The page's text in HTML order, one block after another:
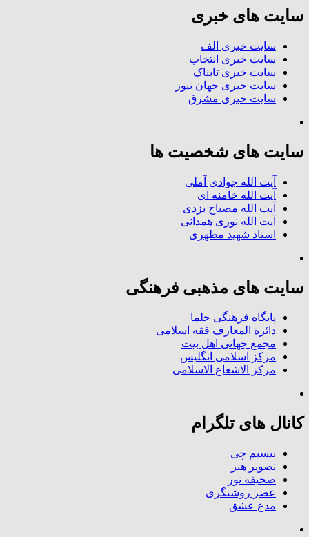
سایت های خبری
سایت خبری الف
سایت خبری انتخاب
سایت خبری تابناک
سایت خبری جهان نیوز
سایت خبری مشرق
سایت های شخصیت ها
آیت الله جوادی آملی
آیت الله خامنه ای
آیت الله مصباح یزدی
آیت الله نوری همدانی
استاد شهید مطهری
سایت های مذهبی فرهنگی
پایگاه فرهنگی حلما
دائرة المعارف فقه اسلامی
مجمع جهانی اهل بیت
مرکز اسلامی انگلیس
مرکز الاشعاع الاسلامی
کانال های تلگرام
بیسیم چی
تصویر هنر
صحیفه نور
عصر روشنگری
مدع عشق